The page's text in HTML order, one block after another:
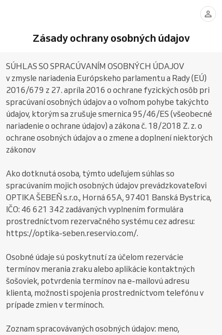
Zásady ochrany osobných údajov
SÚHLAS SO SPRACÚVANÍM OSOBNÝCH ÚDAJOV
v zmysle nariadenia Európskeho parlamentu a Rady (EÚ)
2016/679 z 27. apríla 2016 o ochrane fyzických osôb pri
spracúvaní osobných údajov a o voľnom pohybe takýchto
údajov, ktorým sa zrušuje smernica 95/46/ES (všeobecné
nariadenie o ochrane údajov) a zákona č. 18/2018 Z. z. o
ochrane osobných údajov a o zmene a doplnení niektorých
zákonov
Ako dotknutá osoba, týmto udeľujem súhlas so
spracúvaním mojich osobných údajov prevádzkovateľovi
OPTIKA ŠEBEŇ s.r.o., Horná 65A, 97401 Banská Bystrica,
IČO: 46 621 342 zadávaných vyplnením formulára
prostredníctvom rezervačného systému cez adresu:
https://optika-seben.reservio.com/.
Osobné údaje sú poskytnutí za účelom rezervácie
termínov merania zraku alebo aplikácie kontaktných
šošoviek, potvrdenia termínov na e-mailovú adresu
klienta, možnosti spojenia prostredníctvom telefónu v
prípade zmien v termínoch.
Zoznam spracovávaných osobných údajov: meno,